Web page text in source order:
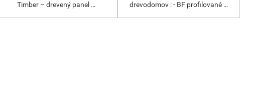
Timber – drevený panel …
drevodomov : - BF profilované …